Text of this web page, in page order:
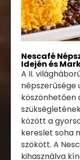
Nescafé
Idején és
A II.
népszerűsége
köszönhetően
között a
kereslet soha
szökött. A
kihasználva